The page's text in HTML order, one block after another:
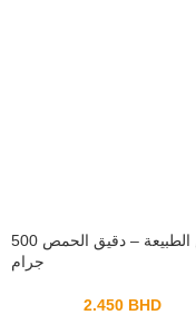
أرض الطبيعة – دقيق الحمص 500
جرام
2.450 BHD